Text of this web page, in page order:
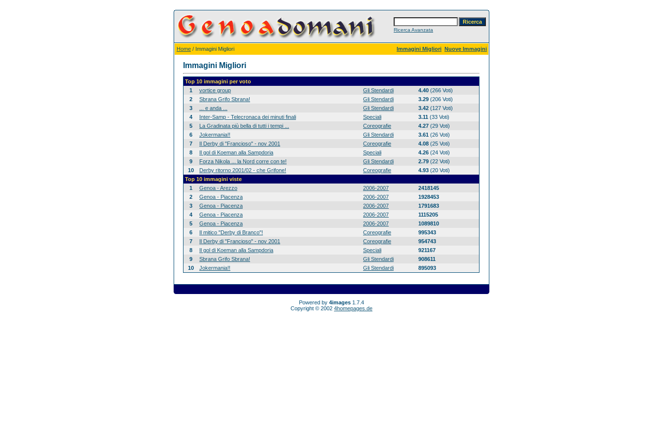
Ricerca Avanzata
Home / Immagini Migliori Immagini Migliori Nuove Immagini
Immagini Migliori
Top 10 immagini per voto
1
vortice group Gli Stendardi 4.40 (266 Voti)
2
Sbrana Grifo Sbrana! Gli Stendardi 3.29 (206 Voti)
3
... e anda ... Gli Stendardi 3.42 (127 Voti)
4
Inter-Samp - Telecronaca dei minuti finali Speciali 3.11 (33 Voti)
5
La Gradinata più bella di tutti i tempi ... Coreografie 4.27 (29 Voti)
6
Jokermania!! Gli Stendardi 3.61 (26 Voti)
7
Il Derby di "Francioso" - nov 2001 Coreografie 4.08 (25 Voti)
8
Il gol di Koeman alla Sampdoria Speciali 4.26 (24 Voti)
9
Forza Nikola ... la Nord corre con te! Gli Stendardi 2.79 (22 Voti)
10
Derby ritorno 2001/02 - che Grifone! Coreografie 4.93 (20 Voti)
Top 10 immagini viste
1
Genoa - Arezzo 2006-2007
2418145
2
Genoa - Piacenza 2006-2007
1928453
3
Genoa - Piacenza 2006-2007
1791683
4
Genoa - Piacenza 2006-2007
1115205
5
Genoa - Piacenza 2006-2007
1089810
6
Il mitico "Derby di Branco"! Coreografie
995343
7
Il Derby di "Francioso" - nov 2001 Coreografie
954743
8
Il gol di Koeman alla Sampdoria Speciali
921167
9
Sbrana Grifo Sbrana! Gli Stendardi
908611
10
Jokermania!! Gli Stendardi 895093
Powered by 4images 1.7.4
Copyright © 2002 4homepages.de